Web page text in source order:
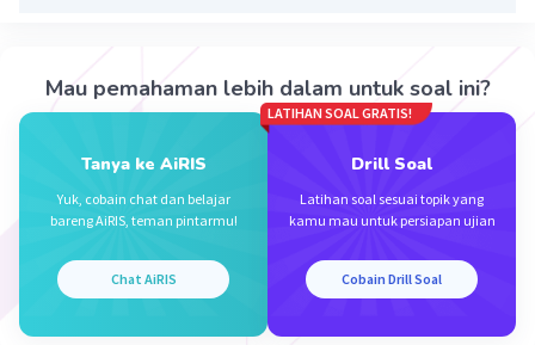
Mau pemahaman lebih dalam untuk soal ini?
Tanya ke AiRIS
Yuk, cobain chat dan belajar
bareng AiRIS, teman pintarmu!
Chat AiRIS
LATIHAN SOAL GRATIS!
Drill Soal
Latihan soal sesuai topik yang
kamu mau untuk persiapan ujian
Cobain Drill Soal